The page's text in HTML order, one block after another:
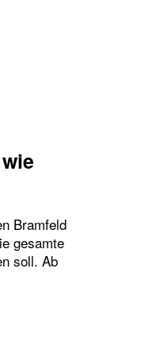
Bramfeld
gesamte
soll. Ab